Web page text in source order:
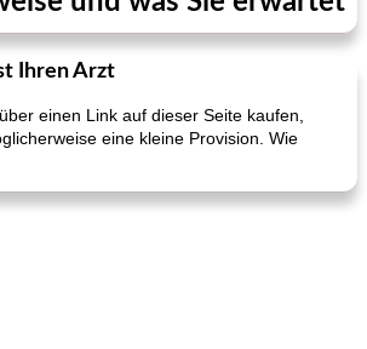
Ihren Arzt
einen Link auf dieser Seite kaufen,
eine kleine Provision. Wie